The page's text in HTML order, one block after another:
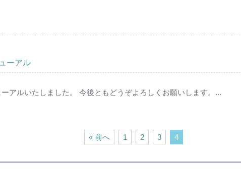
ーアル
アルいたしました。 今後ともどうぞよろしくお願いします。...
« 前へ
1 2 3 4